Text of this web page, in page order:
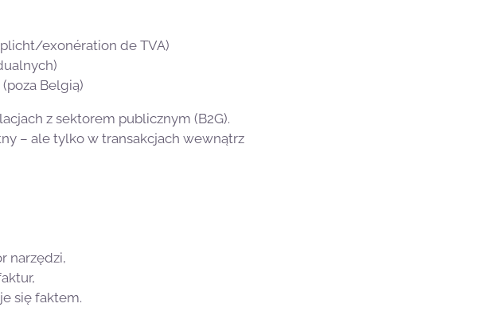
exonération de TVA)
Belgią)
z sektorem publicznym (B2G).
– ale tylko w transakcjach wewnątrz
narzędzi,
się faktem.